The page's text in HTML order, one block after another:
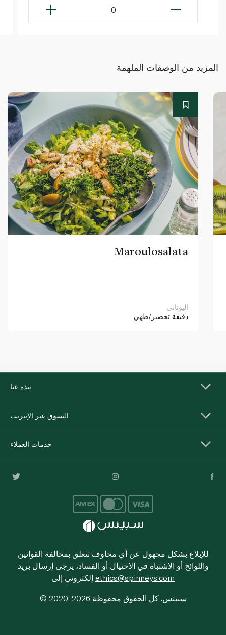
0
المزيد من الوصفات الملهمة
Maroulosalata
اليوناني
دقيقة تحضير/طهي
نبذة عنا
التسوق عبر الإنترنت
خدمات العملاء
للإبلاغ بشكل مجهول عن أي مخاوف تتعلق بمخالفة القوانين
واللوائح أو الاشتباه في الاحتيال أو الفساد، يرجى إرسال بريد
ethics@spinneys.com
© 2020-2026 سبينس. كل الحقوق محفوظة